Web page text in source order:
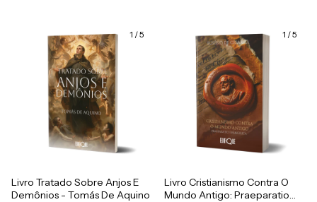
1 /5
Livro Tratado Sobre Anjos E
Demônios - Tomás De Aquino
1 /5
Livro Cristianismo Contra O
Mundo Antigo: Praeparatio